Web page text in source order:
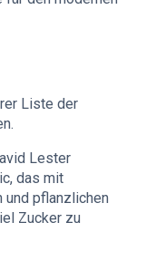
Liste der
Lester
das mit
pflanzlichen
Zucker zu